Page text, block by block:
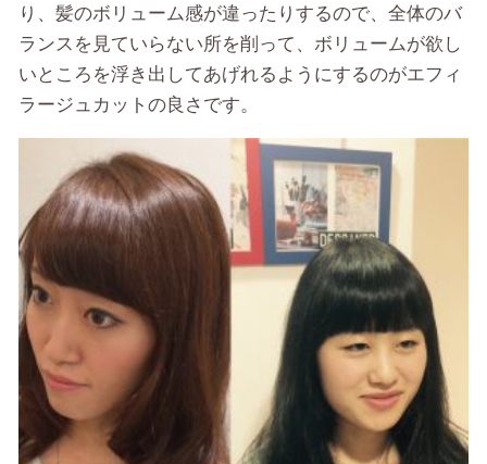
り、髪のボリューム感が違ったりするので、全体のバ
ランスを見ていらない所を削って、ボリュームが欲し
いところを浮き出してあげれるようにするのがエフィ
ラージュカットの良さです。